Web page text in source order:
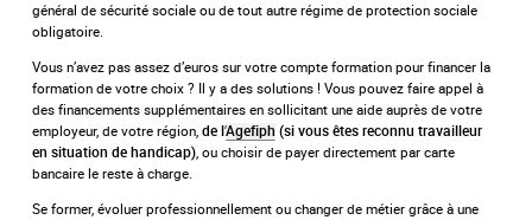
général de sécurité sociale ou de tout autre régime de protection sociale
obligatoire.
Vous n’avez pas assez d’euros sur votre compte formation pour financer la
formation de votre choix ? Il y a des solutions ! Vous pouvez faire appel à
des financements supplémentaires en sollicitant une aide auprès de votre
employeur, de votre région, de l’Agefiph (si vous êtes reconnu travailleur
en situation de handicap), ou choisir de payer directement par carte
bancaire le reste à charge.
Se former, évoluer professionnellement ou changer de métier grâce à une